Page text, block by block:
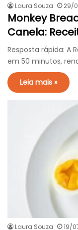
Laura Souza 29/
Monkey
Canela:
Resposta rápida: A
em 50 minutos,
Leia mais »
Laura Souza 19/